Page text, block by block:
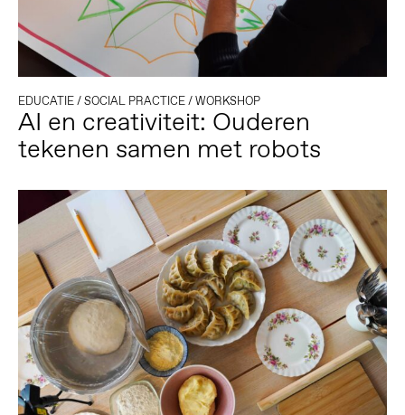
EDUCATIE/SOCIAL PRACTICE/WORKSHOP
AI en creativiteit: Ouderen
tekenen samen met robots